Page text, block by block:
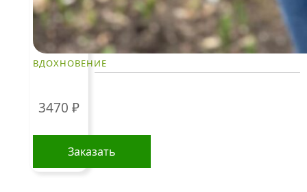
ВДОХНОВЕНИЕ
3470 ₽
Заказать
КЛИЕНТАМ
Контакты